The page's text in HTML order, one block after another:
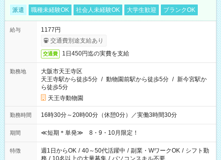
派遣 職種未経験OK 社会人未経験OK 大学生歓迎 ブランクOK
給与
1177円
交通費別途支給あり
交通費 1日450円迄の実費を支給
勤務地
大阪市天王寺区
天王寺駅から徒歩5分 / 動物園前駅から徒歩5分 / 新今宮駅か
ら徒歩5分
天王寺動物園
勤務時間 16時30分～20時00分（休憩0分）／実働3時間30分
期間 ≪短期＊単発≫ 8・9・10月限定！
特徴 週1日からOK / 40～50代活躍中 / 副業・WワークOK / シフト勤
務 / 10名以上の大量募集 / パソコンスキル不要